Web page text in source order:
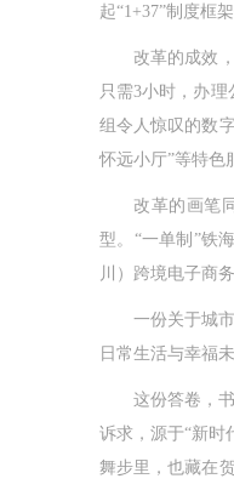
起“1+37”制度框
改革的成效，
只需3小时，办理
组令人惊叹的数
怀远小厅”等特色
改革的画笔同
型。“一单制”铁
川）跨境电子商
一份关于城市
日常生活与幸福未
这份答卷，书写
诉求，源于“新时
舞步里，也藏在